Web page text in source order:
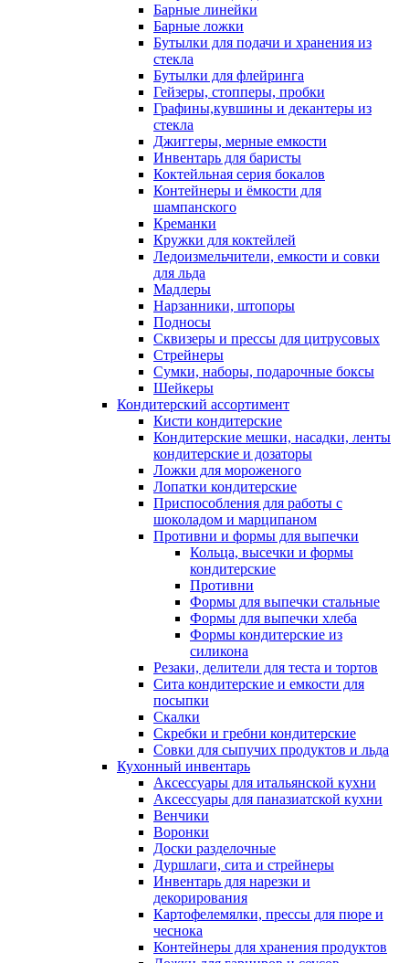
Барные линейки
Барные ложки
Бутылки для подачи и хранения из
стекла
Бутылки для флейринга
Гейзеры, стопперы, пробки
Графины,кувшины и декантеры из
стекла
Джиггеры, мерные емкости
Инвентарь для баристы
Коктейльная серия бокалов
Контейнеры и ёмкости для
шампанского
Креманки
Кружки для коктейлей
Ледоизмельчители, емкости и совки
для льда
Мадлеры
Нарзанники, штопоры
Подносы
Сквизеры и прессы для цитрусовых
Стрейнеры
Сумки, наборы, подарочные боксы
Шейкеры
Кондитерский ассортимент
Кисти кондитерские
Кондитерские мешки, насадки, ленты
кондитерские и дозаторы
Ложки для мороженого
Лопатки кондитерские
Приспособления для работы с
шоколадом и марципаном
Противни и формы для выпечки
Кольца, высечки и формы
кондитерские
Противни
Формы для выпечки стальные
Формы для выпечки хлеба
Формы кондитерские из
силикона
Резаки, делители для теста и тортов
Сита кондитерские и емкости для
посыпки
Скалки
Скребки и гребни кондитерские
Совки для сыпучих продуктов и льда
Кухонный инвентарь
Аксессуары для итальянской кухни
Аксессуары для паназиатской кухни
Венчики
Воронки
Доски разделочные
Дуршлаги, сита и стрейнеры
Инвентарь для нарезки и
декорирования
Картофелемялки, прессы для пюре и
чеснока
Контейнеры для хранения продуктов